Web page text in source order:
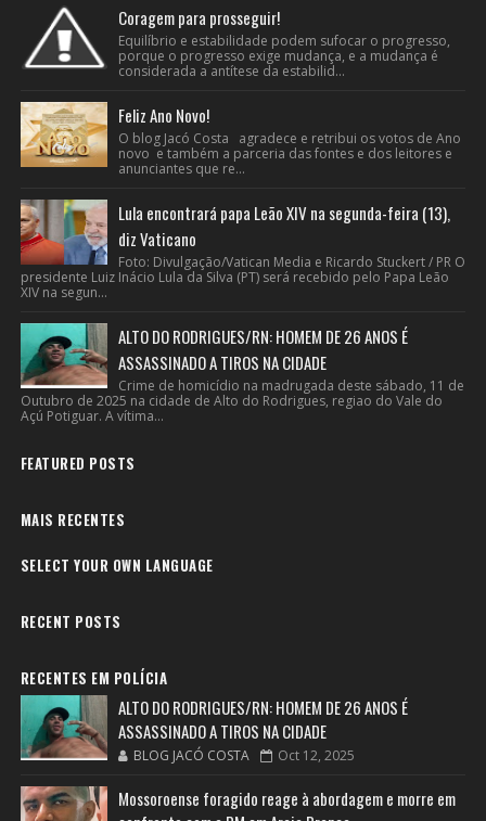
Coragem para prosseguir!
Equilíbrio e estabilidade podem sufocar o progresso,
porque o progresso exige mudança, e a mudança é
considerada a antítese da estabilid...
Feliz Ano Novo!
O blog Jacó Costa agradece e retribui os votos de Ano
novo e também a parceria das fontes e dos leitores e
anunciantes que re...
Lula encontrará papa Leão XIV na segunda-feira (13),
diz Vaticano
Foto: Divulgação/Vatican Media e Ricardo Stuckert / PR O
presidente Luiz Inácio Lula da Silva (PT) será recebido pelo Papa Leão
XIV na segun...
ALTO DO RODRIGUES/RN: HOMEM DE 26 ANOS É
ASSASSINADO A TIROS NA CIDADE
Crime de homicídio na madrugada deste sábado, 11 de
Outubro de 2025 na cidade de Alto do Rodrigues, regiao do Vale do
Açú Potiguar. A vítima...
FEATURED POSTS
MAIS RECENTES
SELECT YOUR OWN LANGUAGE
RECENT POSTS
RECENTES EM POLÍCIA
ALTO DO RODRIGUES/RN: HOMEM DE 26 ANOS É
ASSASSINADO A TIROS NA CIDADE
BLOG JACÓ COSTA Oct 12, 2025
Mossoroense foragido reage à abordagem e morre em